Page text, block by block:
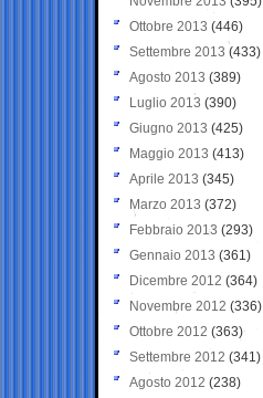
Ottobre 2013 (446)
Settembre 2013 (433)
Agosto 2013 (389)
Luglio 2013 (390)
Giugno 2013 (425)
Maggio 2013 (413)
Aprile 2013 (345)
Marzo 2013 (372)
Febbraio 2013 (293)
Gennaio 2013 (361)
Dicembre 2012 (364)
Novembre 2012 (336)
Ottobre 2012 (363)
Settembre 2012 (341)
Agosto 2012 (238)